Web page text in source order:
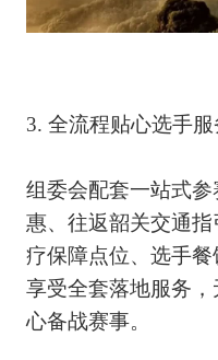
3. 全流程贴心选手服
组委会配套一站式
惠、往返韶关交通
疗保障点位、选手
享受全套落地服务
心备战赛事。